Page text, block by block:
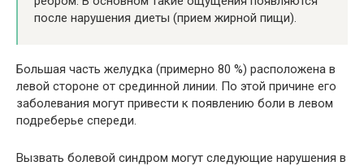
после нарушения диеты (прием жирной пищи).
Большая часть желудка (примерно 80 %) расположена в
левой стороне от срединной линии. По этой причине его
заболевания могут привести к появлению боли в левом
подреберье спереди.
Вызвать болевой синдром могут следующие нарушения в